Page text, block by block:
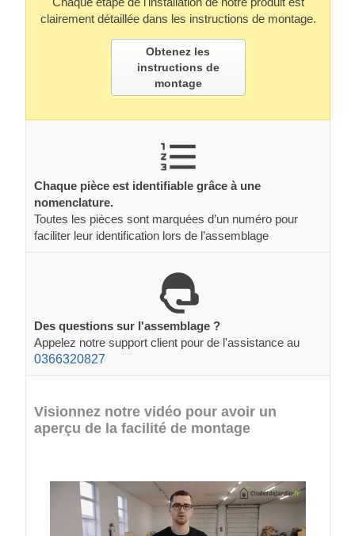
clairement détaillée dans les instructions de montage.
Obtenez les
instructions de
montage
Chaque pièce est identifiable grâce à une
nomenclature.
Toutes les pièces sont marquées d’un numéro pour
faciliter leur identification lors de l’assemblage
Des questions sur l'assemblage ?
Appelez notre support client pour de l'assistance au
0366320827
Visionnez notre vidéo pour avoir un
aperçu de la facilité de montage